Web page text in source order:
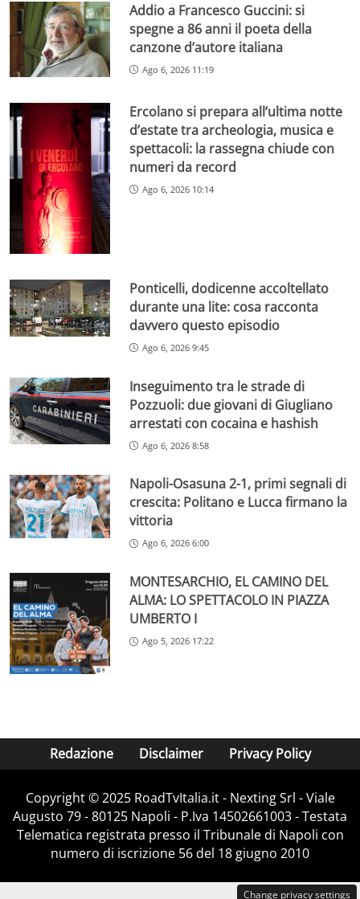
Addio a Francesco Guccini: si
spegne a 86 anni il poeta della
canzone d’autore italiana
Ago 6, 2026 11:19
Ercolano si prepara all’ultima notte
d’estate tra archeologia, musica e
spettacoli: la rassegna chiude con
numeri da record
Ago 6, 2026 10:14
Ponticelli, dodicenne accoltellato
durante una lite: cosa racconta
davvero questo episodio
Ago 6, 2026 9:45
Inseguimento tra le strade di
Pozzuoli: due giovani di Giugliano
arrestati con cocaina e hashish
Ago 6, 2026 8:58
Napoli-Osasuna 2-1, primi segnali di
crescita: Politano e Lucca firmano la
vittoria
Ago 6, 2026 6:00
MONTESARCHIO, EL CAMINO DEL
ALMA: LO SPETTACOLO IN PIAZZA
UMBERTO I
Ago 5, 2026 17:22
Redazione Disclaimer Privacy Policy
Copyright ©️ 2025 RoadTvItalia.it - Nexting Srl - Viale
Augusto 79 - 80125 Napoli - P.Iva 14502661003 - Testata
Telematica registrata presso il Tribunale di Napoli con
numero di iscrizione 56 del 18 giugno 2010
Change privacy settings